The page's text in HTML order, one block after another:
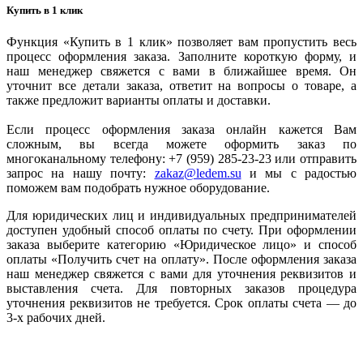
Купить в 1 клик
Функция «Купить в 1 клик» позволяет вам пропустить весь
процесс оформления заказа. Заполните короткую форму, и
наш менеджер свяжется с вами в ближайшее время. Он
уточнит все детали заказа, ответит на вопросы о товаре, а
также предложит варианты оплаты и доставки.
Если процесс оформления заказа онлайн кажется Вам
сложным, вы всегда можете оформить заказ по
многоканальному телефону: +7 (959) 285-23-23 или отправить
запрос на нашу почту: zakaz@ledem.su и мы с радостью
поможем вам подобрать нужное оборудование.
Для юридических лиц и индивидуальных предпринимателей
доступен удобный способ оплаты по счету. При оформлении
заказа выберите категорию «Юридическое лицо» и способ
оплаты «Получить счет на оплату». После оформления заказа
наш менеджер свяжется с вами для уточнения реквизитов и
выставления счета. Для повторных заказов процедура
уточнения реквизитов не требуется. Срок оплаты счета — до
3-х рабочих дней.